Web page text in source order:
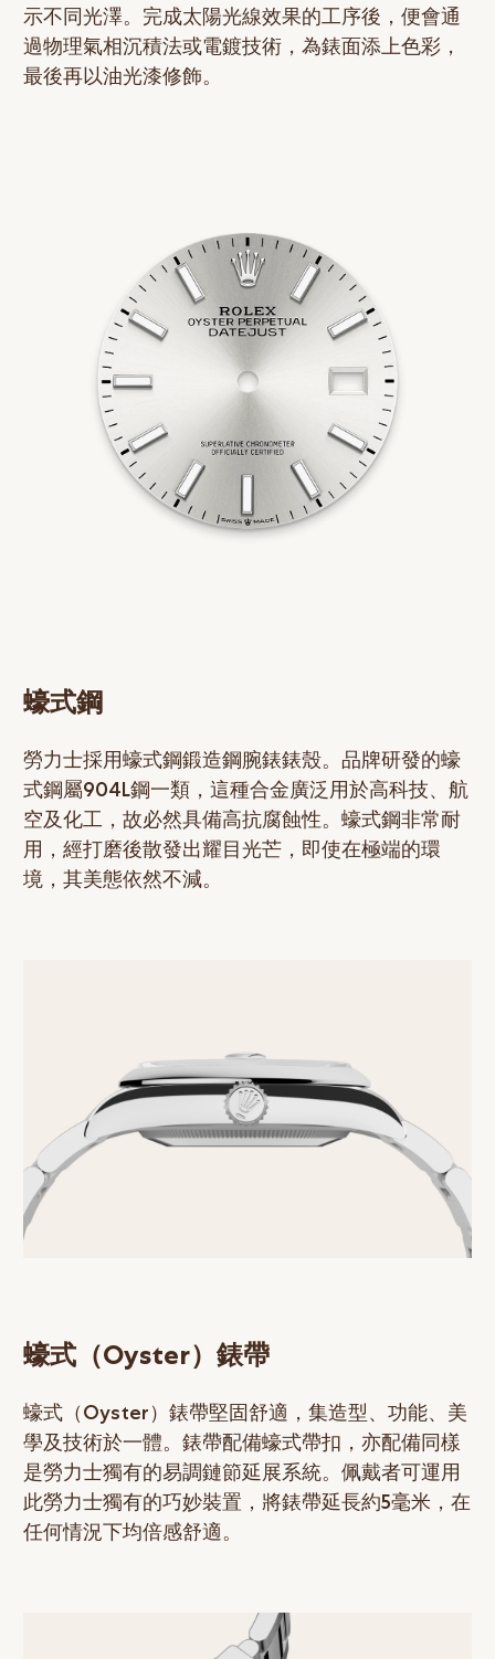
示不同光澤。完成太陽光線效果的工序後，便會通
過物理氣相沉積法或電鍍技術，為錶面添上色彩，
最後再以油光漆修飾。
蠔式鋼
勞力士採用蠔式鋼鍛造鋼腕錶錶殼。品牌研發的蠔
式鋼屬904L鋼一類，這種合金廣泛用於高科技、航
空及化工，故必然具備高抗腐蝕性。蠔式鋼非常耐
用，經打磨後散發出耀目光芒，即使在極端的環
境，其美態依然不減。
蠔式（Oyster）錶帶
蠔式（Oyster）錶帶堅固舒適，集造型、功能、美
學及技術於一體。錶帶配備蠔式帶扣，亦配備同樣
是勞力士獨有的易調鏈節延展系統。佩戴者可運用
此勞力士獨有的巧妙裝置，將錶帶延長約5毫米，在
任何情況下均倍感舒適。